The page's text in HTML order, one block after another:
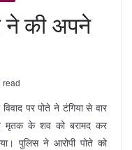
ने की अपने
read
पर पोते ने टंगिया से वार
मृतक के शव को बरामद कर
पुलिस ने आरोपी पोते को